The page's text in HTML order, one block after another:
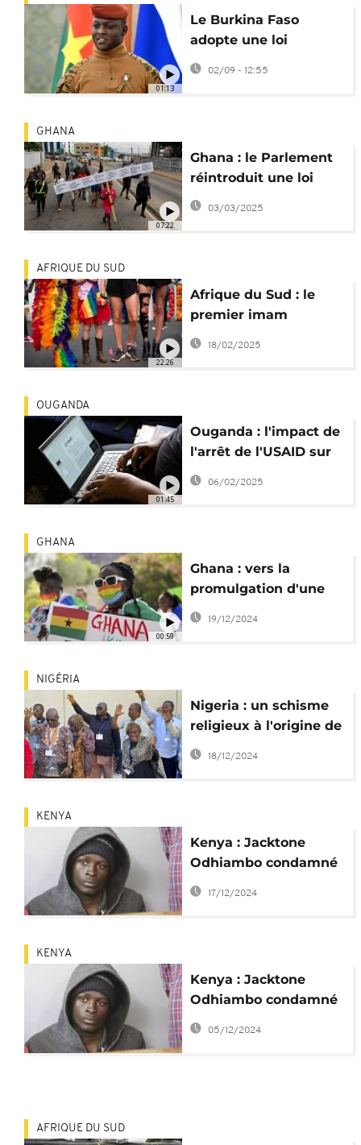
01:13
Le Burkina Faso
adopte une loi
interdisant
02/09 - 12:55
07:22
GHANA
Ghana : le Parlement
réintroduit une loi
anti-LGBT+
03/03/2025
22:26
AFRIQUE DU SUD
Afrique du Sud : le
premier imam
ouvertement gay tué
dans une fusillade
18/02/2025
01:45
OUGANDA
Ouganda : l'impact de
l'arrêt de l'USAID sur
la lutte contre le VIH
06/02/2025
00:59
GHANA
Ghana : vers la
promulgation d'une
nouvelle loi anti-LGBT
19/12/2024
NIGÉRIA
Nigeria : un schisme
religieux à l'origine de
violences meurtrières
18/12/2024
KENYA
Kenya : Jacktone
Odhiambo condamné
pour le meurtre
17/12/2024
KENYA
Kenya : Jacktone
Odhiambo condamné
pour le meurtre d'un
05/12/2024
AFRIQUE DU SUD